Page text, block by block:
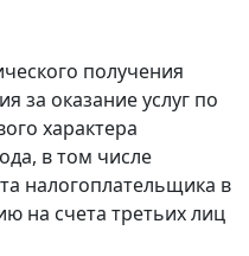
получения
за оказание услуг по
характера
в том числе
налогоплательщика в
на счета третьих лиц